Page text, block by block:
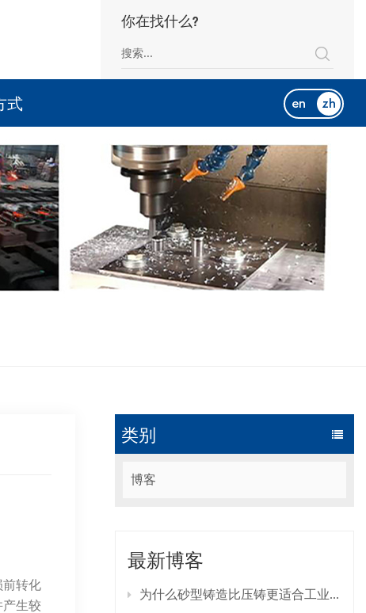
你在找什么?
式 en zh
类别
博客
最新博客
为什么砂型铸造比压铸更适合工业零部件？
前转化
生较